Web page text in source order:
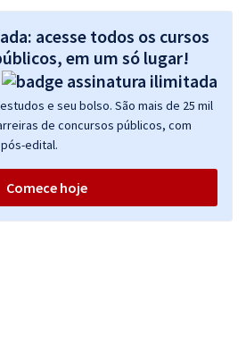
acesse todos os cursos
em um só lugar!
e seu bolso. São mais de 25 mil
de concursos públicos, com
edital.
Comece hoje